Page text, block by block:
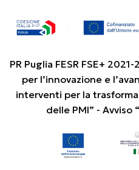
PR Puglia FESR FSE+
per l’innovazione e
interventi per la
delle PMI” - Avviso